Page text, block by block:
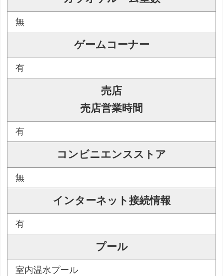
無
ゲームコーナー
有
売店
売店営業時間
有
コンビニエンスストア
無
インターネット接続情報
有
プール
室内温水プール